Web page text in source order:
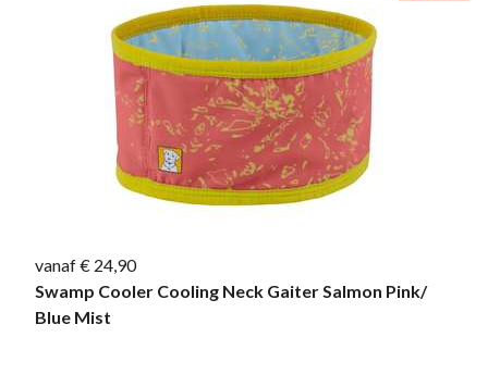
vanaf € 24,90
Swamp Cooler Cooling Neck Gaiter Salmon Pink/
Blue Mist